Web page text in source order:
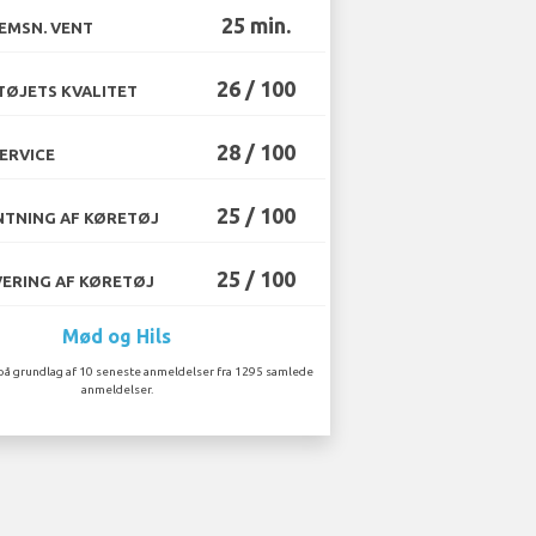
VENT 25 min.
KVALITET 26 / 100
28 / 100
AF KØRETØJ 25 / 100
AF KØRETØJ 25 / 100
Mød og Hils
grundlag af 10 seneste anmeldelser fra 1295 samlede
anmeldelser.